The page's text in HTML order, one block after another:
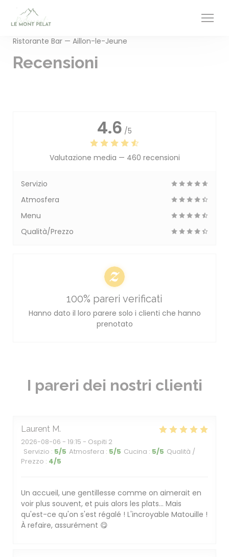
Personalizzazione delle tue scelte sui cookie
Ristorante Bar — Aillon-le-Jeune
Recensioni
I pareri dei nostri clienti
Laurent M
2026-08-06 - 19:15 - Ospiti 2
Servizio : 5/5 Atmosfera : 5/5 Cucina : 5/5 Qualità /
Prezzo : 4/5
Un accueil, une gentillesse comme on aimerait en
voir plus souvent, et puis alors les plats... Mais
qu'est-ce qu'on s'est régalé ! L'incroyable Matouille !
À refaire, assurément 😋
4.6 /5
Valutazione media — 460 recensioni
Servizio
Atmosfera
Menu
Qualità/Prezzo
100% pareri verificati
Hanno dato il loro parere solo i clienti che hanno
prenotato